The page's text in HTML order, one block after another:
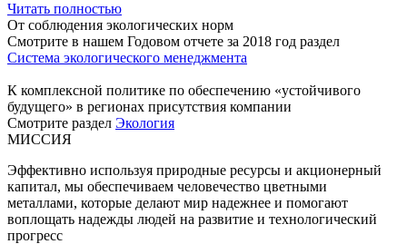
Читать полностью
От соблюдения экологических норм
Смотрите в нашем Годовом отчете за 2018 год раздел
Система экологического менеджмента
К комплексной политике по обеспечению «устойчивого
будущего» в регионах присутствия компании
Смотрите раздел Экология
МИССИЯ
Эффективно используя природные ресурсы и акционерный
капитал, мы обеспечиваем человечество цветными
металлами, которые делают мир надежнее и помогают
воплощать надежды людей на развитие и технологический
прогресс